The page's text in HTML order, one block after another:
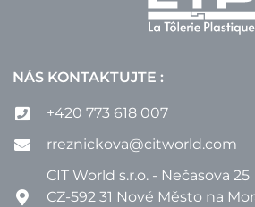
NÁS KONTAKTUJTE :
+420 773 618 007
rreznickova@citworld.com
CIT World s.r.o. - Nečasova 25
CZ-592 31 Nové Město na